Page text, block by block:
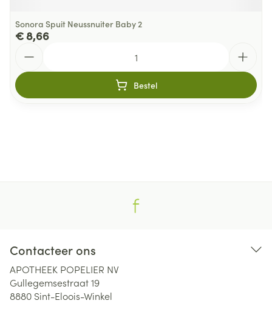
Sonora Spuit Neussnuiter Baby 2
€ 8,66
Bestel
Contacteer ons
APOTHEEK POPELIER NV
Gullegemsestraat 19
8880 Sint-Eloois-Winkel